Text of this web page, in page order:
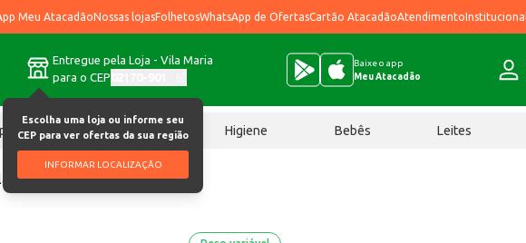
Meu AtacadãoNossas lojasFolhetosWhatsApp de OfertasCartão AtacadãoAtendimentoInstitucional
Entregue pela Loja - Vila Maria
para o CEP
Escolha uma loja ou informe seu
CEP para ver ofertas da sua região
INFORMAR LOCALIZAÇÃO
Baixe o app
Meu Atacadão
Chocolates Higiene Bebês Leites
Preço por quilo no pedaço